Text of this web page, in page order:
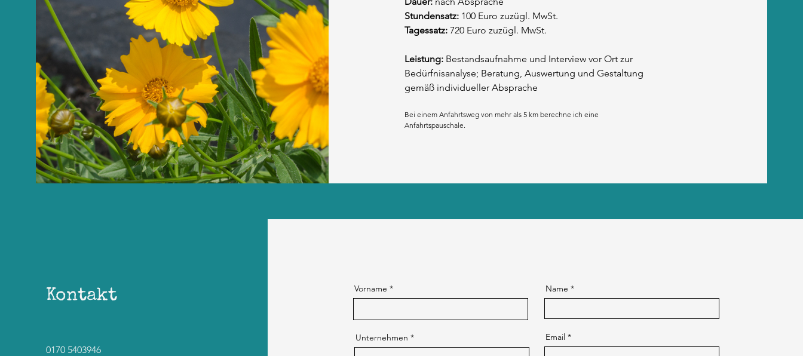
Stundensatz:100 Euro zuzügl. MwSt.
Tagessatz:720 Euro zuzügl. MwSt.
Leistung:Bestandsaufnahme und Interview vor Ort zur
Bedürfnisanalyse; Beratung, Auswertung und Gestaltung
gemäß individueller Absprache​
Bei einem Anfahrtsweg von mehr als 5 km berechne ich eine
Anfahrtspauschale.
Kontakt
0170 5403946
Vorname * Name *
Unternehmen * Email